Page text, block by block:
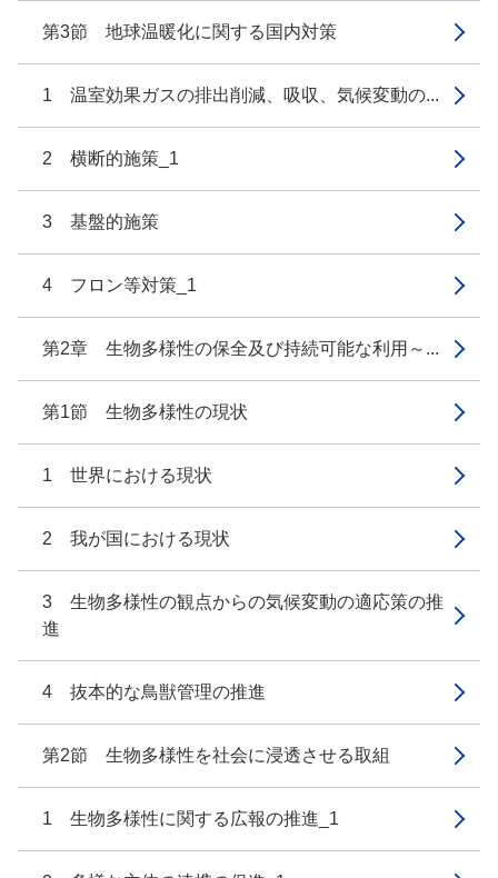
第3節 地球温暖化に関する国内対策
1 温室効果ガスの排出削減、吸収、気候変動の...
2 横断的施策_1
3 基盤的施策
4 フロン等対策_1
第2章 生物多様性の保全及び持続可能な利用～...
第1節 生物多様性の現状
1 世界における現状
2 我が国における現状
3 生物多様性の観点からの気候変動の適応策の推
進
4 抜本的な鳥獣管理の推進
第2節 生物多様性を社会に浸透させる取組
1 生物多様性に関する広報の推進_1